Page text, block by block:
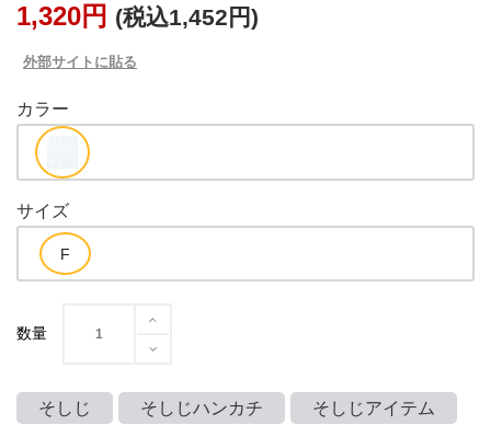
1,320円 (税込1,452円)
外部サイトに貼る
カラー
サイズ
数量
そしじ そしじハンカチ そしじアイテム